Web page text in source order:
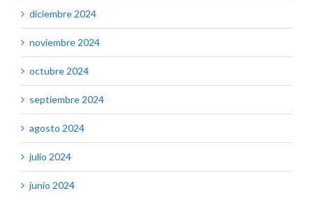
diciembre 2024
noviembre 2024
octubre 2024
septiembre 2024
agosto 2024
julio 2024
junio 2024